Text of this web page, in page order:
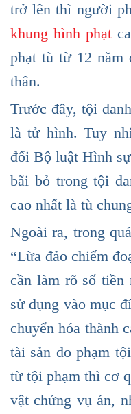
trở lên thì người
khung hình phạt
phạt tù từ 12 năm
thân.
Trước đây, tội
là tử hình. Tuy
đổi Bộ luật Hình
bãi bỏ trong tội
cao nhất là tù
Ngoài ra, trong
“Lừa đảo chiếm
cần làm rõ số tiền
sử dụng vào mục
chuyển hóa thành
tài sản do phạm
từ tội phạm thì cơ
vật chứng vụ án,